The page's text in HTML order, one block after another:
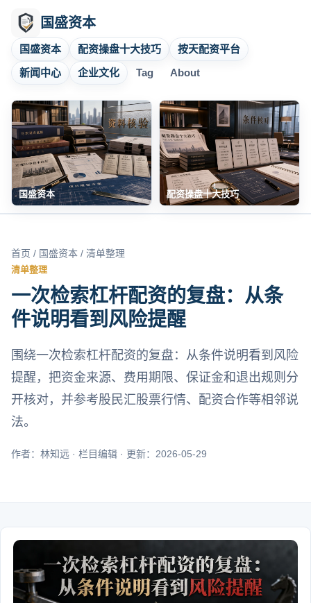
国盛资本
国盛资本 配资操盘十大技巧
按天配资平台
新闻中心
企业文化 Tag About
国盛资本 配资操盘十大技巧
首页 / 国盛资本 / 清单整理
清单整理
一次检索杠杆配资的复盘：从条
件说明看到风险提醒
围绕一次检索杠杆配资的复盘：从条件说明看到风险
提醒，把资金来源、费用期限、保证金和退出规则分
开核对，并参考股民汇股票行情、配资合作等相邻说
法。
作者：林知远 · 栏目编辑 · 更新：2026-05-29